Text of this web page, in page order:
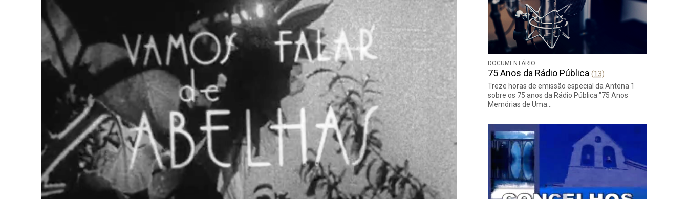
DOCUMENTÁRIO
75 Anos da Rádio Pública (13)
Treze horas de emissão especial da Antena 1
sobre os 75 anos da Rádio Pública "75 Anos
Memórias de Uma…